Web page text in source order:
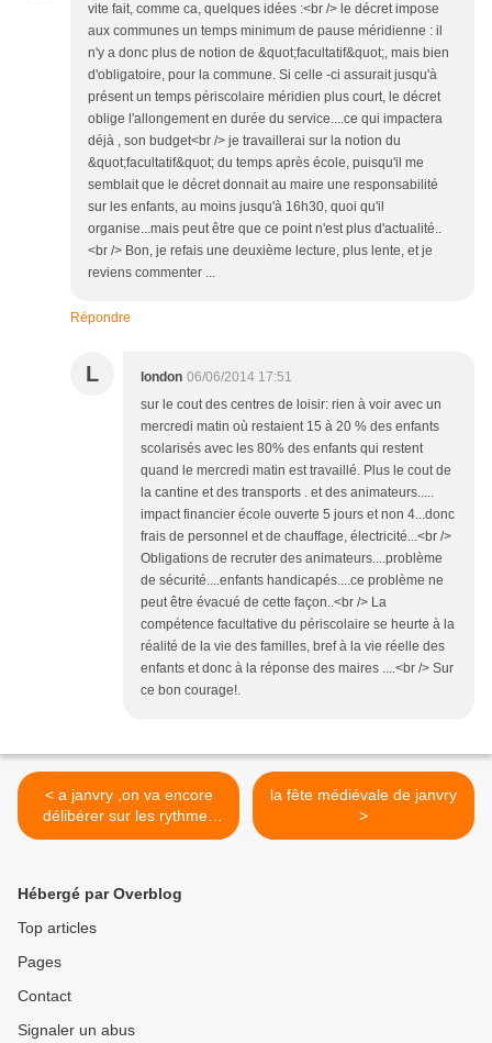
vite fait, comme ca, quelques idées :<br /> le décret impose
aux communes un temps minimum de pause méridienne : il
n'y a donc plus de notion de &quot;facultatif&quot;, mais bien
d'obligatoire, pour la commune. Si celle -ci assurait jusqu'à
présent un temps périscolaire méridien plus court, le décret
oblige l'allongement en durée du service....ce qui impactera
déjà , son budget<br /> je travaillerai sur la notion du
&quot;facultatif&quot; du temps après école, puisqu'il me
semblait que le décret donnait au maire une responsabilité
sur les enfants, au moins jusqu'à 16h30, quoi qu'il
organise...mais peut être que ce point n'est plus d'actualité..
<br /> Bon, je refais une deuxième lecture, plus lente, et je
reviens commenter ...
Répondre
L london 06/06/2014 17:51
sur le cout des centres de loisir: rien à voir avec un
mercredi matin où restaient 15 à 20 % des enfants
scolarisés avec les 80% des enfants qui restent
quand le mercredi matin est travaillé. Plus le cout de
la cantine et des transports . et des animateurs.....
impact financier école ouverte 5 jours et non 4...donc
frais de personnel et de chauffage, électricité...<br />
Obligations de recruter des animateurs....problème
de sécurité....enfants handicapés....ce problème ne
peut être évacué de cette façon..<br /> La
compétence facultative du périscolaire se heurte à la
réalité de la vie des familles, bref à la vie réelle des
enfants et donc à la réponse des maires ....<br /> Sur
ce bon courage!.
< a janvry ,on va encore
délibérer sur les rythmes
scolaires
la fête médiévale de janvry
>
Hébergé par Overblog
Top articles
Pages
Contact
Signaler un abus